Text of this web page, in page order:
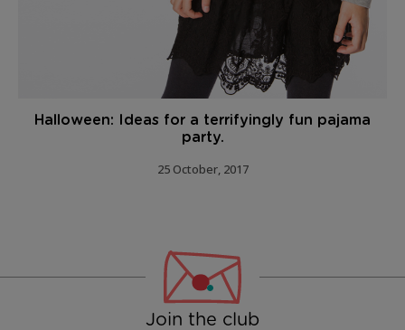
Halloween: Ideas for a terrifyingly fun pajama
party.
25 October, 2017
Join the club